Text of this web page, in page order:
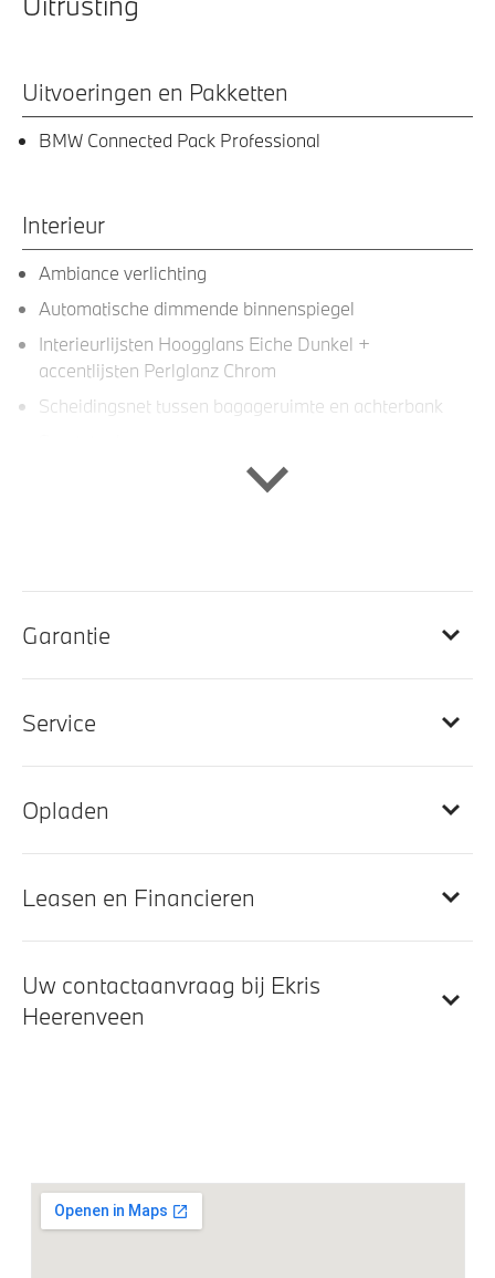
Uitvoeringen en Pakketten
BMW Connected Pack Professional
Interieur
Ambiance verlichting
Automatische dimmende binnenspiegel
Interieurlijsten Hoogglans Eiche Dunkel +
accentlijsten Perlglanz Chrom
Scheidingsnet tussen bagageruimte en achterbank
Verstelbare leuning achterbank
Entertainment en communicatie
BMW Live Cockpit Plus
DAB-tuner
Hifi System
Alarmsysteem klasse 3 (VbV/SCM)
Garantie
Service
Opladen
Leasen en Financieren
Uw contactaanvraag bij Ekris
Heerenveen